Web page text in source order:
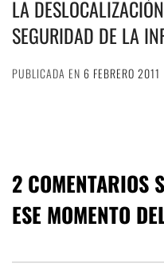
LA
SEGURIDAD DE LA
PUBLICADA EN 6 FEBRERO 2011
2 COMENTARIOS
ESE MOMENTO